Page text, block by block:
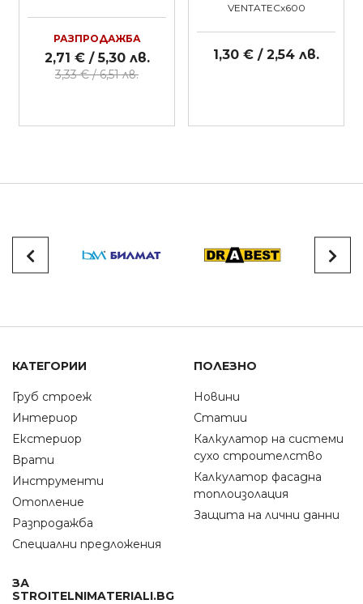
РАЗПРОДАЖБА
2,71 € / 5,30 лв.
3,33 € / 6,51 лв.
VENTATECx600
1,30 € / 2,54 лв.
КАТЕГОРИИ
Груб строеж
Интериор
Екстериор
Врати
Инструменти
Отопление
Разпродажба
Специални предложения
ПОЛЕЗНО
Новини
Статии
Калкулатор на системи
сухо строителство
Калкулатор фасадна
топлоизолация
Защита на лични данни
ЗА
STROITELNIMATERIALI.BG